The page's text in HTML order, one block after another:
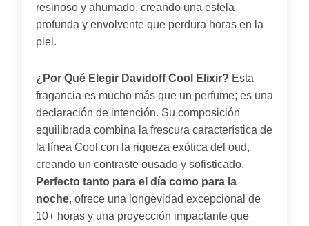
resinoso y ahumado, creando una estela
profunda y envolvente que perdura horas en la
piel.
¿Por Qué Elegir Davidoff Cool Elixir? Esta
fragancia es mucho más que un perfume; es una
declaración de intención. Su composición
equilibrada combina la frescura característica de
la línea Cool con la riqueza exótica del oud,
creando un contraste ousado y sofisticado.
Perfecto tanto para el día como para la
noche, ofrece una longevidad excepcional de
10+ horas y una proyección impactante que